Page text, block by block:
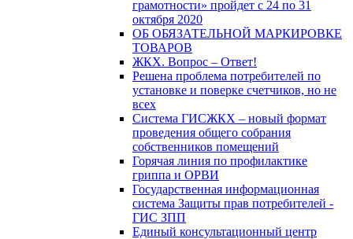
грамотности» пройдет с 24 по 31
октября 2020
ОБ ОБЯЗАТЕЛЬНОЙ МАРКИРОВКЕ
ТОВАРОВ
ЖКХ. Вопрос – Ответ!
Решена проблема потребителей по
установке и поверке счетчиков, но не
всех
Система ГИСЖКХ – новый формат
проведения общего собрания
собственников помещений
Горячая линия по профилактике
гриппа и ОРВИ
Государственная информационная
система Защиты прав потребителей -
ГИС ЗПП
Единый консультационный центр